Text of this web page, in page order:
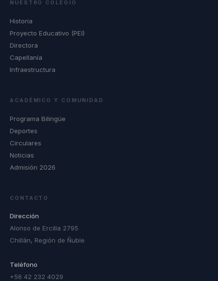
NUESTRO COLEGIO
Historia
Proyecto Educativo (PEI)
Directora
Capellanía
Infraestructura
ACADÉMICO Y COMUNIDAD
Programa Bilingüe
Deportes
Circulares
Noticias
Admisión 2026
CONTACTO
Dirección
Alonso de Ercilla 2795
Chillán, Región de Ñuble
Teléfono
+56 42 232 4029